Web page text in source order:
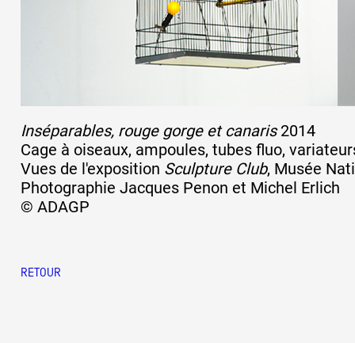
Inséparables, rouge gorge et canaris2014
Cage à oiseaux, ampoules, tubes fluo,
Vues de l'exposition Sculpture Club, Musée
Photographie Jacques Penon et Michel Erlich
© ADAGP
RETOUR